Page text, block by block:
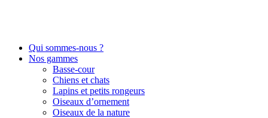
Qui sommes-nous ?
Nos gammes
Basse-cour
Chiens et chats
Lapins et petits rongeurs
Oiseaux d’ornement
Oiseaux de la nature